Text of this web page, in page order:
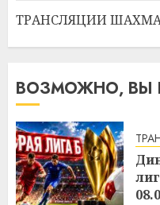
ТРАНСЛЯЦИИ
ВОЗМОЖНО, ВЫ